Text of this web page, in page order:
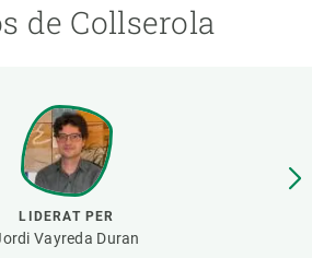
de Collserola
LIDERAT PER
Vayreda Duran